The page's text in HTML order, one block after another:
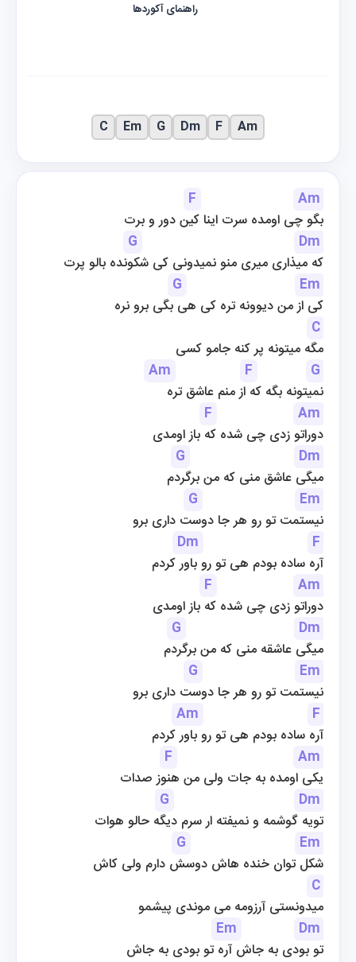
F
Am
بگو چی اومده سرت اینا کین دور و برت
G
Dm
که میذاری میری منو نمیدونی کی شکونده بالو پرت
G
Em
کی از من دیوونه تره کی هی بگی برو نره
C
مگه میتونه پر کنه جامو کسی
Am
F
G
نمیتونه بگه که از منم عاشق تره
F
Am
دوراتو زدی چی شده که باز اومدی
G
Dm
میگی عاشق منی که من برگردم
G
Em
نیستمت تو رو هر جا دوست داری برو
Dm
F
آره ساده بودم هی تو رو باور کردم
F
Am
دوراتو زدی چی شده که باز اومدی
G
Dm
میگی عاشقه منی که من برگردم
G
Em
نیستمت تو رو هر جا دوست داری برو
Am
F
آره ساده بودم هی تو رو باور کردم
F
Am
یکی اومده به جات ولی من هنوز صدات
G
Dm
تویه گوشمه و نمیفته ار سرم دیگه حالو هوات
G
Em
شکل توان خنده هاش دوسش دارم ولی کاش
C
میدونستی آرزومه می موندی پیشمو
Em
Dm
تو بودی به جاش آره تو بودی به جاش
راهنمای آکوردها
Am
F
Dm
G
Em
C